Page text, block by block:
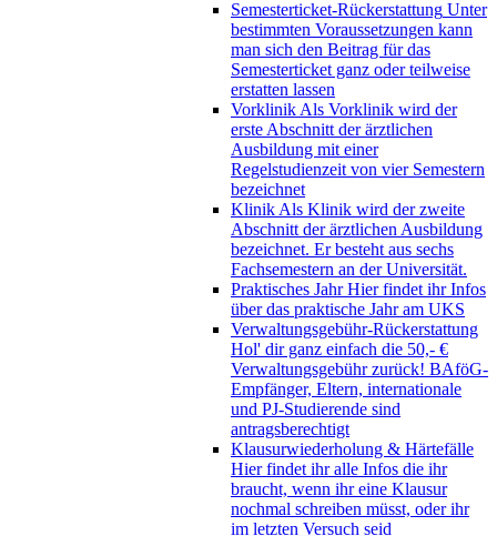
Semesterticket-Rückerstattung Unter
bestimmten Voraussetzungen kann
man sich den Beitrag für das
Semesterticket ganz oder teilweise
erstatten lassen
VorklinikAls Vorklinik wird der
erste Abschnitt der ärztlichen
Ausbildung mit einer
Regelstudienzeit von vier Semestern
bezeichnet
KlinikAls Klinik wird der zweite
Abschnitt der ärztlichen Ausbildung
bezeichnet. Er besteht aus sechs
Fachsemestern an der Universität.
Praktisches Jahr Hier findet ihr Infos
über das praktische Jahr am UKS
Verwaltungsgebühr-Rückerstattung
Hol' dir ganz einfach die 50,- €
Verwaltungsgebühr zurück! BAföG-
Empfänger, Eltern, internationale
und PJ-Studierende sind
antragsberechtigt
Klausurwiederholung & Härtefälle
Hier findet ihr alle Infos die ihr
braucht, wenn ihr eine Klausur
nochmal schreiben müsst, oder ihr
im letzten Versuch seid